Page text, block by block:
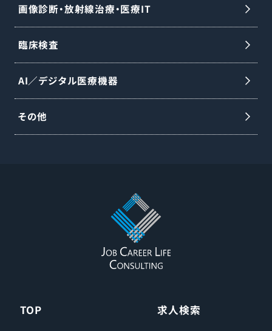
画像診断・放射線治療・医療IT
臨床検査
AI／デジタル医療機器
その他
TOP
求人検索